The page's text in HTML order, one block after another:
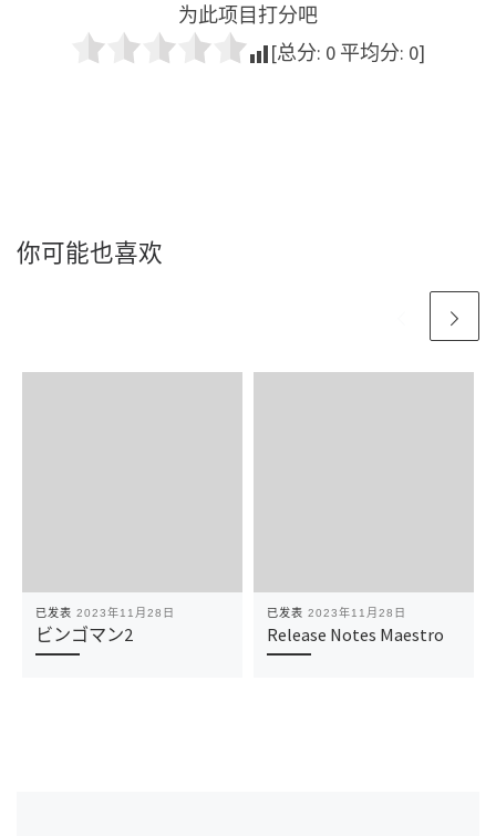
为此项目打分吧
[总分: 0 平均分: 0]
你可能也喜欢
已发表 2023年11月28日
ビンゴマン2
已发表 2023年11月28日
Release Notes Maestro